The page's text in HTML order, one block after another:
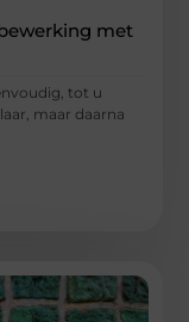
met
tot u
maar daarna